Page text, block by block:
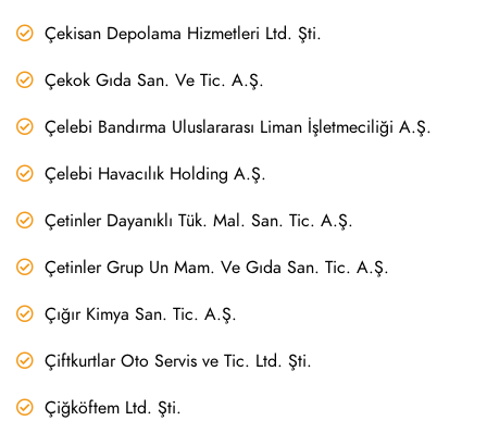
Çekisan Depolama Hizmetleri Ltd. Şti.
Çekok Gıda San. Ve Tic. A.Ş.
Çelebi Bandırma Uluslararası Liman İşletmeciliği A.Ş.
Çelebi Havacılık Holding A.Ş.
Çetinler Dayanıklı Tük. Mal. San. Tic. A.Ş.
Çetinler Grup Un Mam. Ve Gıda San. Tic. A.Ş.
Çığır Kimya San. Tic. A.Ş.
Çiftkurtlar Oto Servis ve Tic. Ltd. Şti.
Çiğköftem Ltd. Şti.